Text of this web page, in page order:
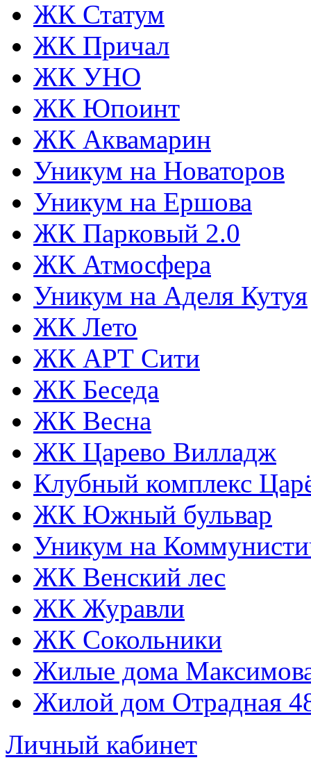
ЖК Статум
ЖК Причал
ЖК УНО
ЖК Юпоинт
ЖК Аквамарин
Уникум на Новаторов
Уникум на Ершова
ЖК Парковый 2.0
ЖК Атмосфера
Уникум на Аделя Кутуя
ЖК Лето
ЖК АРТ Сити
ЖК Беседа
ЖК Весна
ЖК Царево Вилладж
Клубный комплекс
ЖК Южный бульвар
Уникум на
ЖК Венский лес
ЖК Журавли
ЖК Сокольники
Жилые дома
Жилой дом Отрадная
Личный кабинет